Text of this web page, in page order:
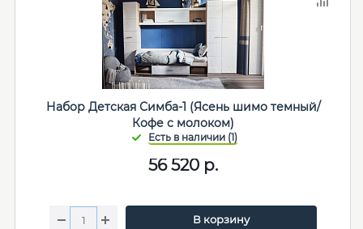
Набор Детская Симба-1 (Ясень шимо темный/
Кофе с молоком)
56 520 р.
В корзину